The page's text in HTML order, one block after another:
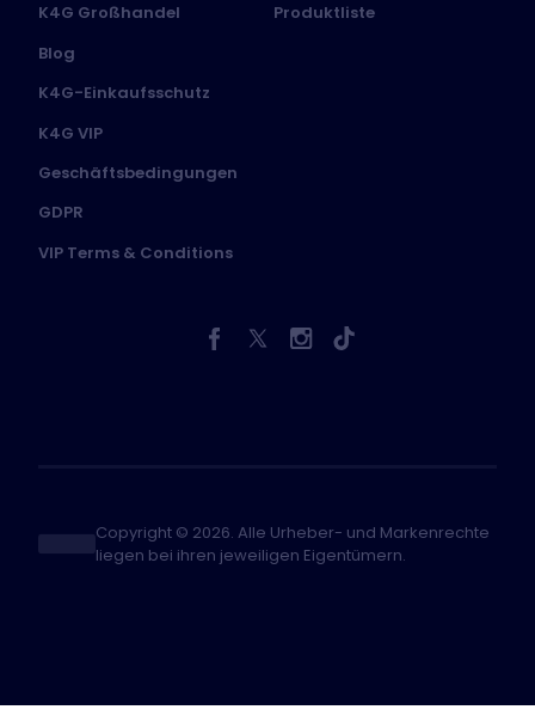
K4G Großhandel
Blog
K4G-Einkaufsschutz
K4G VIP
Geschäftsbedingungen
GDPR
VIP Terms & Conditions
Produktliste
Copyright © 2026. Alle Urheber- und Markenrechte
liegen bei ihren jeweiligen Eigentümern.